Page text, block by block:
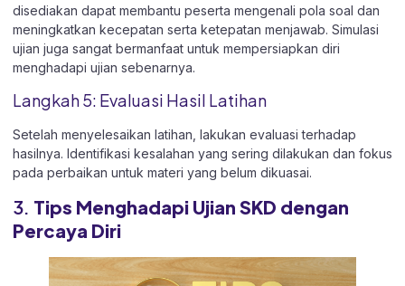
disediakan dapat membantu peserta mengenali pola soal dan
meningkatkan kecepatan serta ketepatan menjawab. Simulasi
ujian juga sangat bermanfaat untuk mempersiapkan diri
menghadapi ujian sebenarnya.
Langkah 5: Evaluasi Hasil Latihan
Setelah menyelesaikan latihan, lakukan evaluasi terhadap
hasilnya. Identifikasi kesalahan yang sering dilakukan dan fokus
pada perbaikan untuk materi yang belum dikuasai.
3. Tips Menghadapi Ujian SKD dengan
Percaya Diri